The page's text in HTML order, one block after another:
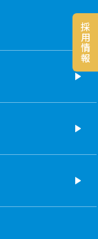
採
用
情
報